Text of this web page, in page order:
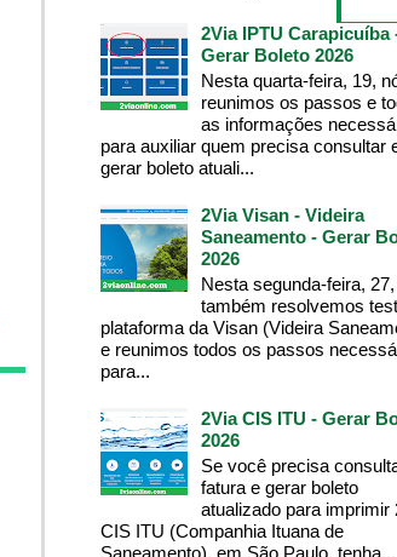
2Via IPTU Carapicuíba
Gerar Boleto 2026
Nesta quarta-feira, 19,
reunimos os passos e
as informações
para auxiliar quem precisa consultar
gerar boleto atuali...
2Via Visan - Videira
Saneamento - Gerar
2026
Nesta segunda-feira,
também resolvemos
plataforma da Visan (Videira
e reunimos todos os passos
para...
2Via CIS ITU - Gerar
2026
Se você precisa
fatura e gerar boleto
atualizado para imprimir
CIS ITU (Companhia Ituana de
Saneamento), em São Paulo, tenha...